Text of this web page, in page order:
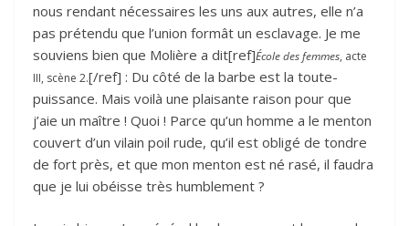
nous rendant nécessaires les uns aux autres, elle n’a
pas prétendu que l’union formât un esclavage. Je me
souviens bien que Molière a dit[ref]École des femmes, acte
III, scène 2.[/ref] : Du côté de la barbe est la toute-
puissance. Mais voilà une plaisante raison pour que
j’aie un maître ! Quoi ! Parce qu’un homme a le menton
couvert d’un vilain poil rude, qu’il est obligé de tondre
de fort près, et que mon menton est né rasé, il faudra
que je lui obéisse très humblement ?